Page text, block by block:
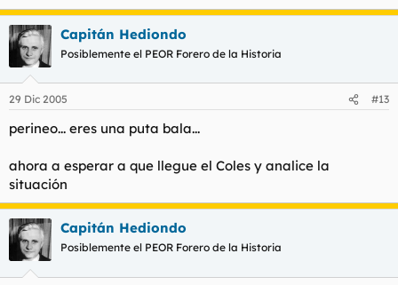
Capitán Hediondo
Posiblemente el PEOR Forero de la Historia
29 Dic 2005 #13
perineo... eres una puta bala...
ahora a esperar a que llegue el Coles y analice la
situación
Capitán Hediondo
Posiblemente el PEOR Forero de la Historia